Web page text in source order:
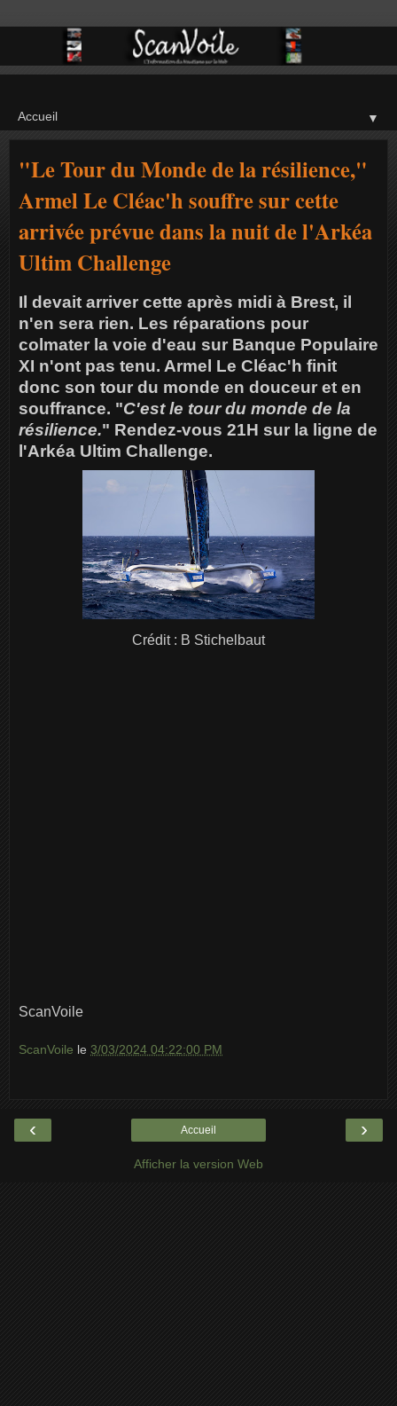
▼
"Le Tour du Monde de la résilience,"
Armel Le Cléac'h souffre sur cette
arrivée prévue dans la nuit de l'Arkéa
Ultim Challenge
Il devait arriver cette après midi à Brest, il
n'en sera rien. Les réparations pour
colmater la voie d'eau sur Banque Populaire
XI n'ont pas tenu. Armel Le Cléac'h finit
donc son tour du monde en douceur et en
souffrance. "C'est le tour du monde de la
résilience." Rendez-vous 21H sur la ligne de
l'Arkéa Ultim Challenge.
Crédit : B Stichelbaut
ScanVoile
ScanVoile le 3/03/2024 04:22:00 PM
‹ ›
Accueil
Afficher la version Web